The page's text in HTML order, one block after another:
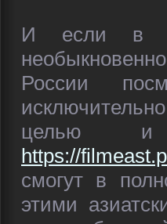
И если в
России
целью и
https://
смогут в
этими